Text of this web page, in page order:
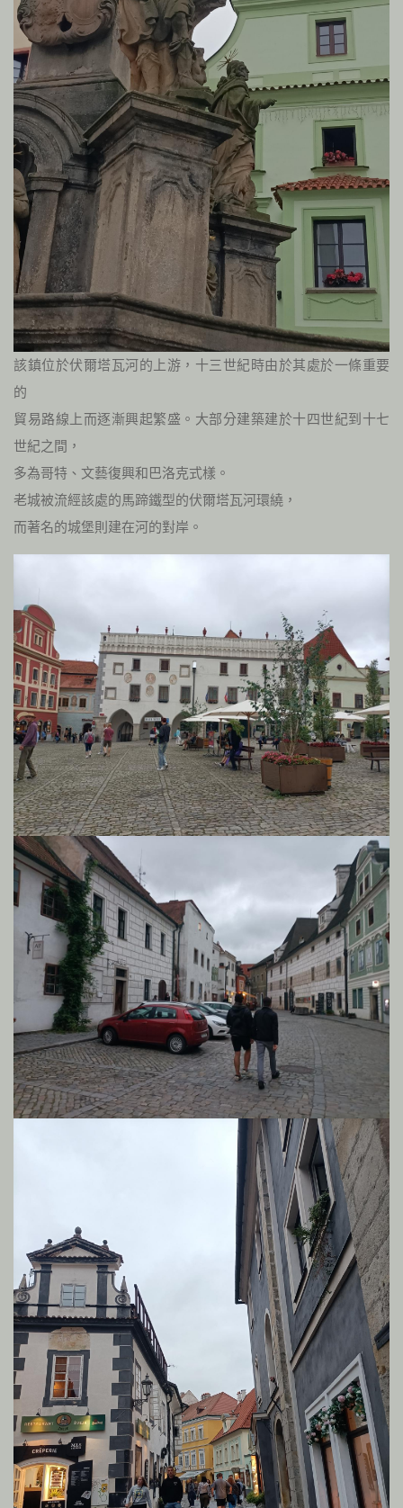
該鎮位於伏爾塔瓦河的上游，十三世紀時由於其處於一條重要
的
貿易路線上而逐漸興起繁盛。大部分建築建於十四世紀到十七
世紀之間，
多為哥特、文藝復興和巴洛克式樣。
老城被流經該處的馬蹄鐵型的伏爾塔瓦河環繞，
而著名的城堡則建在河的對岸。